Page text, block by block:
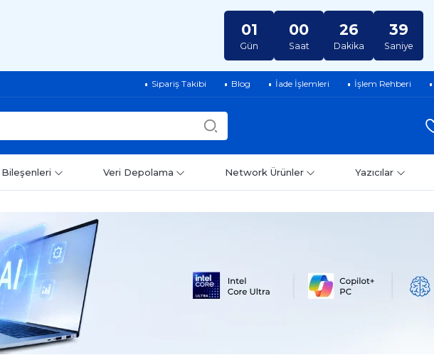
01
Gün
00
Saat
26
Dakika
38
Saniye
Sipariş Takibi Blog İade İşlemleri İşlem Rehberi
Veri Depolama Network Ürünler Yazıcılar